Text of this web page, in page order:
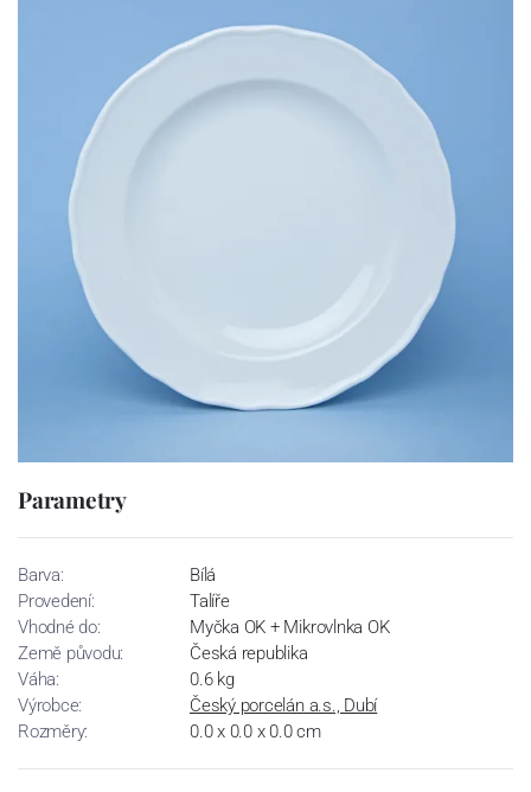
Parametry
Barva:
Bílá
Provedení:
Talíře
Vhodné do:
Myčka OK + Mikrovlnka OK
Země původu:
Česká republika
Váha:
0.6 kg
Výrobce:
Český porcelán a.s., Dubí
Rozměry:
0.0 x 0.0 x 0.0 cm